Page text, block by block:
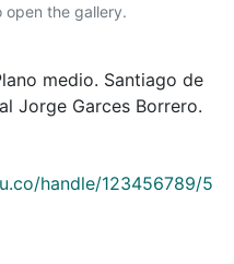
open the gallery.
medio. Santiago de
Jorge Garces Borrero.
handle/123456789/5